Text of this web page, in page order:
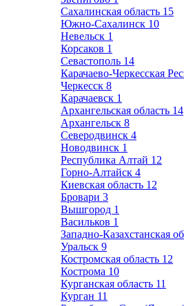
Сахалинская область 15
Южно-Сахалинск 10
Невельск 1
Корсаков 1
Севастополь 14
Карачаево-Черкесская
Черкесск 8
Карачаевск 1
Архангельская область 14
Архангельск 8
Северодвинск 4
Новодвинск 1
Республика Алтай 12
Горно-Алтайск 4
Киевская область 12
Бровари 3
Вышгород 1
Васильков 1
Западно-Казахстанская
Уральск 9
Костромская область 12
Кострома 10
Курганская область 11
Курган 11